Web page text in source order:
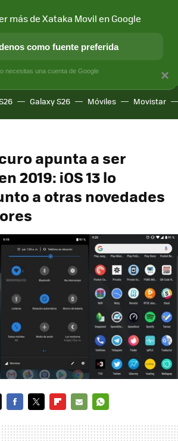
Y SOCIEDAD APLICACIONES
Galaxy S26 Móviles Movistar
apunta a ser
2019: iOS 13 lo
a otras novedades
MAIL
×
más de Xataka Movil en Google
como fuente preferida
necesitas una cuenta de Google